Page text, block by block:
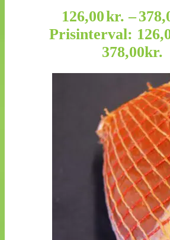
126,00kr. –
Prisinterval:
378,00kr.